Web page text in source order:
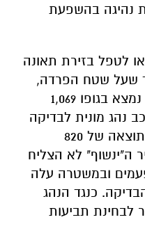
נהיגה בהשפעת
לטפל בזירת תאונה
שעל שטח הפרדה,
גילו כי הנהג שיכור ובבדיקה נמצא בגופו 1,069
נהג מונית לבדיקה
ובבדיקת "נשיפון" התקבלה תוצאה של 820
ה"ינשוף" לא הצליח
ובמשטרה עלה
כנגד הנהג
לבחינת תביעות